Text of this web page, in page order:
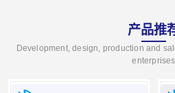
产品推
Development, design, production and
enterprises